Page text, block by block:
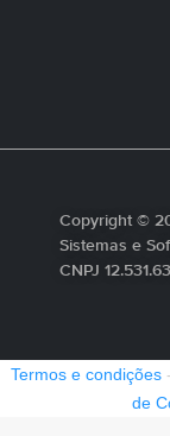
Copyright ©
Sistemas e
CNPJ
Termos e condições -
de